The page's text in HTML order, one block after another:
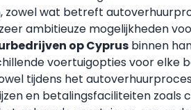
zowel wat betreft
ambitieuze mogelijkheden
op Cyprus binnen
voertuigopties voor elke
tijdens het
en betalingsfaciliteiten zoals